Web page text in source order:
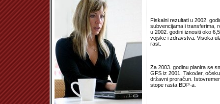
Fiskalni rezultati u 2002.
subvencijama i transferima,
u 2002. godini iznositi oko
vojske i zdravstva. Visoka
rast.
Za 2003. godinu planira se
GFS iz 2001. Također,
državni proračun.
stope rasta BDP-a.